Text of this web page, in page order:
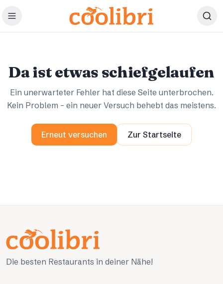
Zum Hauptinhalt springen
Da ist etwas schiefgelaufen
Ein unerwarteter Fehler hat diese Seite unterbrochen.
Kein Problem – ein neuer Versuch behebt das meistens.
Erneut versuchen Zur Startseite
Die besten Restaurants in deiner Nähe!